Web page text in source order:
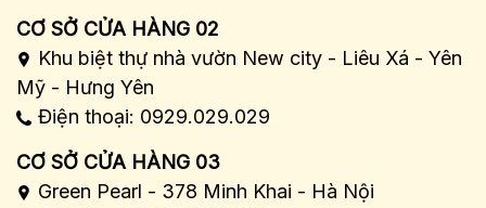
CƠ SỞ CỬA HÀNG 02
Khu biệt thự nhà vườn New city - Liêu Xá - Yên
Mỹ - Hưng Yên
Điện thoại: 0929.029.029
CƠ SỞ CỬA HÀNG 03
Green Pearl - 378 Minh Khai - Hà Nội